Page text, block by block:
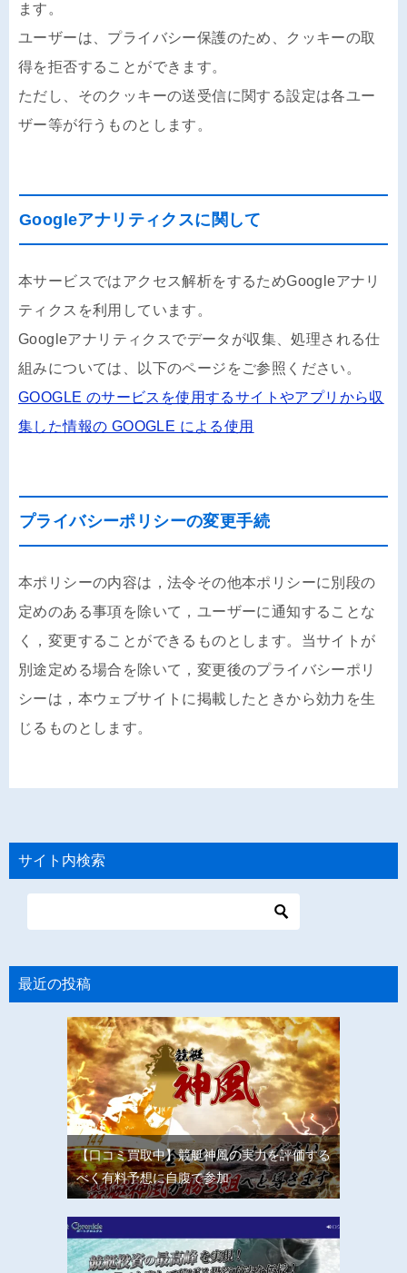
ます。
ユーザーは、プライバシー保護のため、クッキーの取
得を拒否することができます。
ただし、そのクッキーの送受信に関する設定は各ユー
ザー等が行うものとします。
Googleアナリティクスに関して
本サービスではアクセス解析をするためGoogleアナリ
ティクスを利用しています。
Googleアナリティクスでデータが収集、処理される仕
組みについては、以下のページをご参照ください。
GOOGLE のサービスを使用するサイトやアプリから収
集した情報の GOOGLE による使用
プライバシーポリシーの変更手続
本ポリシーの内容は，法令その他本ポリシーに別段の
定めのある事項を除いて，ユーザーに通知することな
く，変更することができるものとします。当サイトが
別途定める場合を除いて，変更後のプライバシーポリ
シーは，本ウェブサイトに掲載したときから効力を生
じるものとします。
サイト内検索
最近の投稿
【口コミ買取中】競艇神風の実力を評価する
べく有料予想に自腹で参加